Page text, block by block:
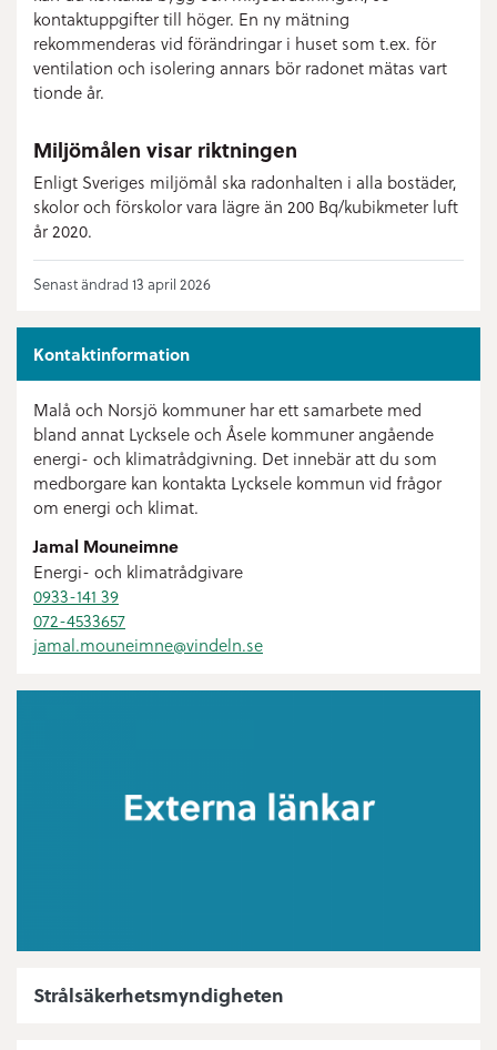
kontaktuppgifter till höger. En ny mätning
rekommenderas vid förändringar i huset som t.ex. för
ventilation och isolering annars bör radonet mätas vart
tionde år.
Miljömålen visar riktningen
Enligt Sveriges miljömål ska radonhalten i alla bostäder,
skolor och förskolor vara lägre än 200 Bq/kubikmeter luft
år 2020.
Senast ändrad 13 april 2026
Kontaktinformation
Malå och Norsjö kommuner har ett samarbete med
bland annat Lycksele och Åsele kommuner angående
energi- och klimatrådgivning. Det innebär att du som
medborgare kan kontakta Lycksele kommun vid frågor
om energi och klimat.
Jamal Mouneimne
Energi- och klimatrådgivare
0933-141 39
072-4533657
jamal.mouneimne@vindeln.se
Strålsäkerhetsmyndigheten